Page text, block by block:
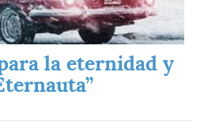
la eternidad y